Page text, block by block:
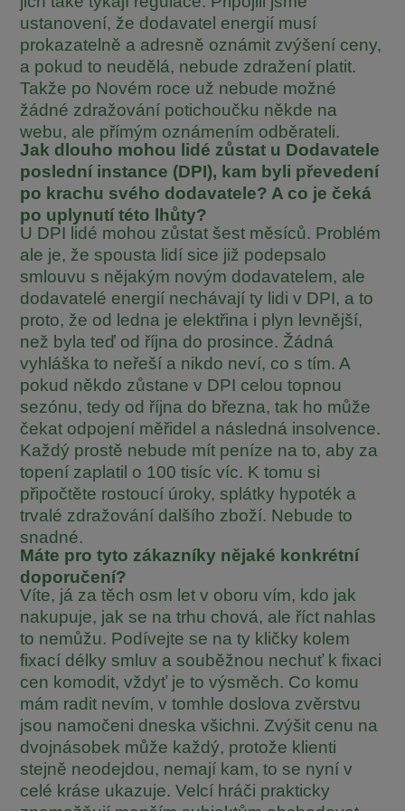
ustanovení, že dodavatel energií musí
prokazatelně a adresně oznámit zvýšení ceny,
a pokud to neudělá, nebude zdražení platit.
Takže po Novém roce už nebude možné
žádné zdražování potichoučku někde na
webu, ale přímým oznámením odběrateli.
Jak dlouho mohou lidé zůstat u Dodavatele
poslední instance (DPI), kam byli převedení
po krachu svého dodavatele? A co je čeká
po uplynutí této lhůty?
U DPI lidé mohou zůstat šest měsíců. Problém
ale je, že spousta lidí sice již podepsalo
smlouvu s nějakým novým dodavatelem, ale
dodavatelé energií nechávají ty lidi v DPI, a to
proto, že od ledna je elektřina i plyn levnější,
než byla teď od října do prosince. Žádná
vyhláška to neřeší a nikdo neví, co s tím. A
pokud někdo zůstane v DPI celou topnou
sezónu, tedy od října do března, tak ho může
čekat odpojení měřidel a následná insolvence.
Každý prostě nebude mít peníze na to, aby za
topení zaplatil o 100 tisíc víc. K tomu si
připočtěte rostoucí úroky, splátky hypoték a
trvalé zdražování dalšího zboží. Nebude to
snadné.
Máte pro tyto zákazníky nějaké konkrétní
doporučení?
Víte, já za těch osm let v oboru vím, kdo jak
nakupuje, jak se na trhu chová, ale říct nahlas
to nemůžu. Podívejte se na ty kličky kolem
fixací délky smluv a souběžnou nechuť k fixaci
cen komodit, vždyť je to výsměch. Co komu
mám radit nevím, v tomhle doslova zvěrstvu
jsou namočeni dneska všichni. Zvýšit cenu na
dvojnásobek může každý, protože klienti
stejně neodejdou, nemají kam, to se nyní v
celé kráse ukazuje. Velcí hráči prakticky